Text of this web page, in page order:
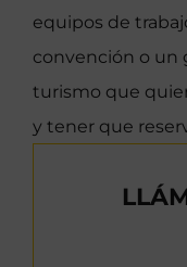
equipos de
convención o un
turismo que
y tener que